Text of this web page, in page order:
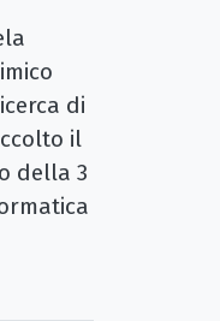
di
il
della 3